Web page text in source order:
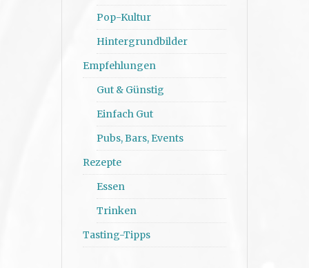
Pop-Kultur
Hintergrundbilder
Empfehlungen
Gut & Günstig
Einfach Gut
Pubs, Bars, Events
Rezepte
Essen
Trinken
Tasting-Tipps